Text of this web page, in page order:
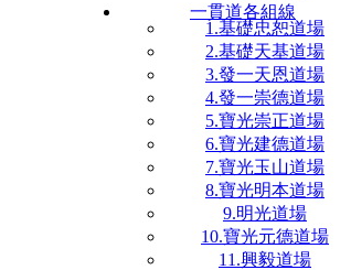
一貫道各組線
1.基礎忠恕道場
2.基礎天基道場
3.發一天恩道場
4.發一崇德道場
5.寶光崇正道場
6.寶光建德道場
7.寶光玉山道場
8.寶光明本道場
9.明光道場
10.寶光元德道場
11.興毅道場